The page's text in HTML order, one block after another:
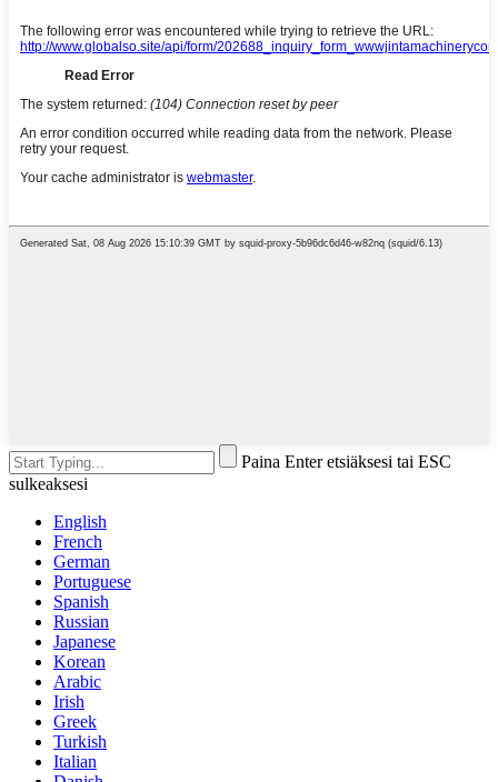
Paina Enter etsiäksesi tai ESC
sulkeaksesi
English
French
German
Portuguese
Spanish
Russian
Japanese
Korean
Arabic
Irish
Greek
Turkish
Italian